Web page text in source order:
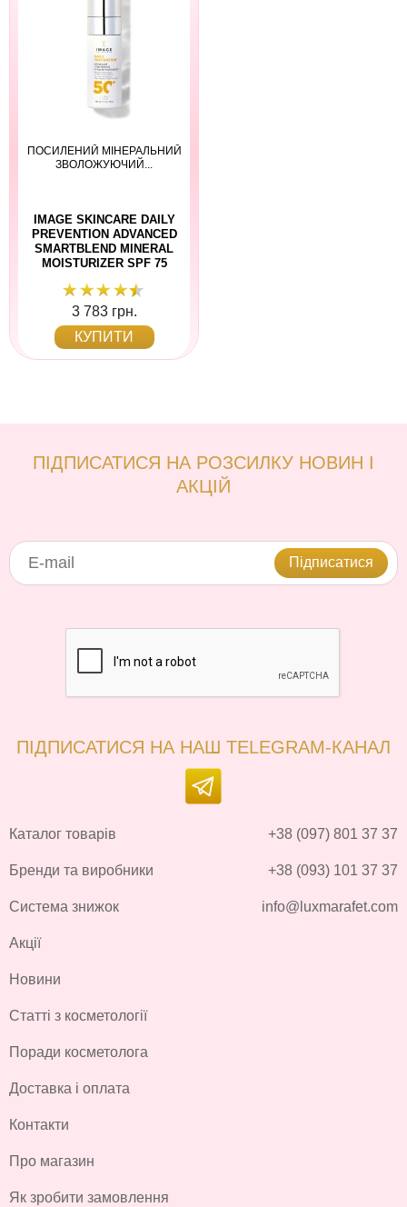
ПОСИЛЕНИЙ МІНЕРАЛЬНИЙ
ЗВОЛОЖУЮЧИЙ...
IMAGE SKINCARE DAILY
PREVENTION ADVANCED
SMARTBLEND MINERAL
MOISTURIZER SPF 75
3 783 грн.
КУПИТИ
ПІДПИСАТИСЯ НА РОЗСИЛКУ НОВИН І
АКЦІЙ
Підписатися
ПІДПИСАТИСЯ НА НАШ TELEGRAM-КАНАЛ
Каталог товарів
Бренди та виробники
Система знижок
Акції
Новини
Статті з косметології
Поради косметолога
Доставка і оплата
Контакти
Про магазин
Як зробити замовлення
+38 (097) 801 37 37
+38 (093) 101 37 37
info@luxmarafet.com